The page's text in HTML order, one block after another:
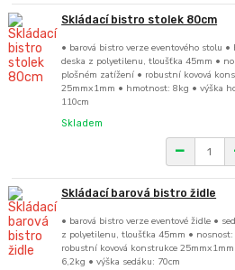
Skládací bistro stolek 80cm
• barová bistro verze eventového stolu
deska z polyetilenu, tloušťka 45mm •
plošném zatížení • robustní kovová
25mmx1mm • hmotnost: 8kg • výška
110cm
Skladem
Skládací barová bistro židle
• barová bistro verze eventové židle •
z polyetilenu, tloušťka 45mm •
robustní kovová konstrukce
6,2kg • výška sedáku: 70cm